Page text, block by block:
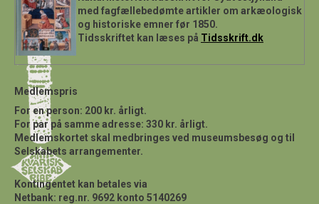
med fagfællebedømte artikler om arkæologisk
og historiske emner før 1850.
Tidsskriftet kan læses på Tidsskrift.dk
Medlemspris
For en person: 200 kr. årligt.
For par på samme adresse: 330 kr. årligt.
Medlemskortet skal medbringes ved museumsbesøg og til
Selskabets arrangementer.
Kontingentet kan betales via
Netbank: reg.nr. 9692 konto 5140269